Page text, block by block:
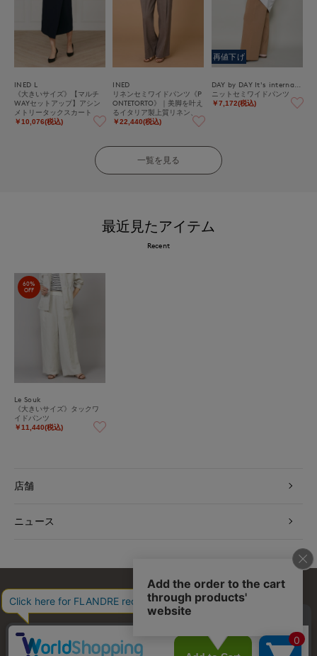
INED L
《大きいサイズ》【マルチ
WAYセットアップ】アシン
メトリータックスカート
￥10,076(税込)
INED
リネンセミワイドパンツ《P
ONTETORTO》｜美脚を叶え
るイタリア製上質リネン、
大人の万能ストレッチワイ
￥22,440(税込)
再値下げ
ニットセミワイドパンツ
￥7,172(税込)
一覧を見る
最近見たアイテム
Recent
60%
OFF
Le Souk
《大きいサイズ》タックワ
イドパンツ
￥11,440(税込)
店舗
ニュース
お問い合わせ 利用規約 会社概要 プライバシーポリシー